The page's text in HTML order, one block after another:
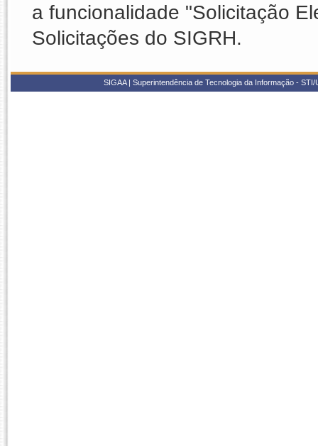
a funcionalidade "Solicitação
Solicitações do SIGRH.
SIGAA | Superintendência de Tecnologia da Informação -